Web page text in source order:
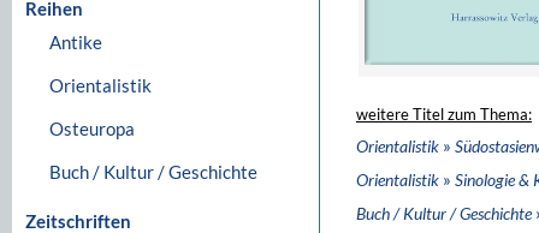
Reihen
Antike
Orientalistik
Osteuropa
Buch / Kultur / Geschichte
Zeitschriften
weitere Titel zum Thema:
Orientalistik »
Orientalistik » Sinologie &
Buch / Kultur / Geschichte